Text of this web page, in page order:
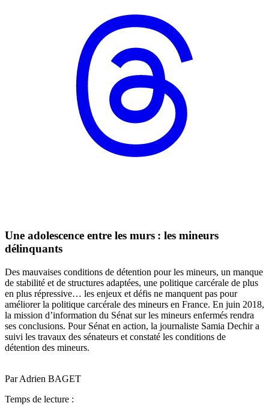
Une adolescence entre les murs : les mineurs
délinquants
Des mauvaises conditions de détention pour les mineurs, un manque
de stabilité et de structures adaptées, une politique carcérale de plus
en plus répressive… les enjeux et défis ne manquent pas pour
améliorer la politique carcérale des mineurs en France. En juin 2018,
la mission d’information du Sénat sur les mineurs enfermés rendra
ses conclusions. Pour Sénat en action, la journaliste Samia Dechir a
suivi les travaux des sénateurs et constaté les conditions de
détention des mineurs.
Par Adrien BAGET
Temps de lecture :